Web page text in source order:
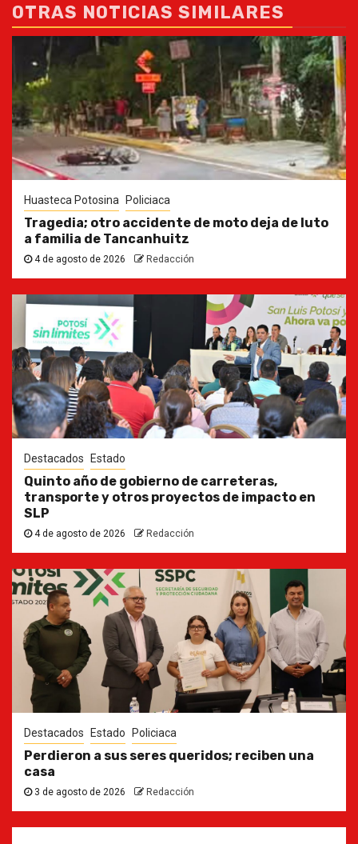
OTRAS NOTICIAS SIMILARES
Huasteca Potosina Policiaca
Tragedia; otro accidente de moto deja de luto
a familia de Tancanhuitz
4 de agosto de 2026 Redacción
Destacados Estado
Quinto año de gobierno de carreteras,
transporte y otros proyectos de impacto en
SLP
4 de agosto de 2026 Redacción
Destacados Estado Policiaca
Perdieron a sus seres queridos; reciben una
casa
3 de agosto de 2026 Redacción